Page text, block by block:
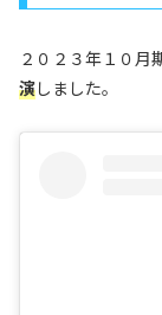
２０２３年１０月
演しました。